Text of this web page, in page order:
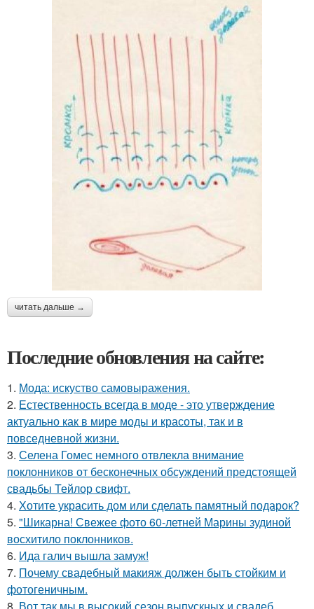
читать дальше →
Последние обновления на сайте:
1. Мода: искуство самовыражения.
2. Естественность всегда в моде - это утверждение
актуально как в мире моды и красоты, так и в
повседневной жизни.
3. Селена Гомес немного отвлекла внимание
поклонников от бесконечных обсуждений предстоящей
свадьбы Тейлор свифт.
4. Хотите украсить дом или сделать памятный подарок?
5. "Шикарна! Свежее фото 60-летней Марины зудиной
восхитило поклонников.
6. Ида галич вышла замуж!
7. Почему свадебный макияж должен быть стойким и
фотогеничным.